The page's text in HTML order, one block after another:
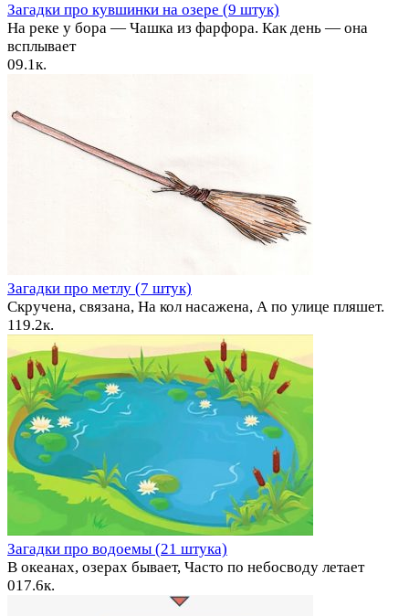
Загадки про кувшинки на озере (9 штук)
На реке у бора — Чашка из фарфора. Как день — она
всплывает
09.1к.
Загадки про метлу (7 штук)
Скручена, связана, На кол насажена, А по улице пляшет.
119.2к.
Загадки про водоемы (21 штука)
В океанах, озерах бывает, Часто по небосводу летает
017.6к.